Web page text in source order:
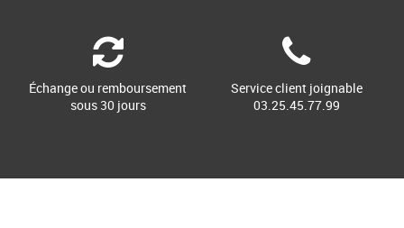
Échange ou remboursement
sous 30 jours
Service client joignable
03.25.45.77.99